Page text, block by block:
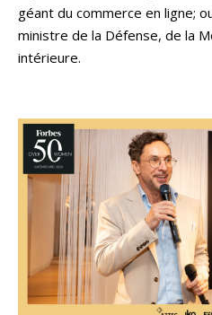
géant du commerce en ligne;
ministre de la Défense, de la
intérieure.